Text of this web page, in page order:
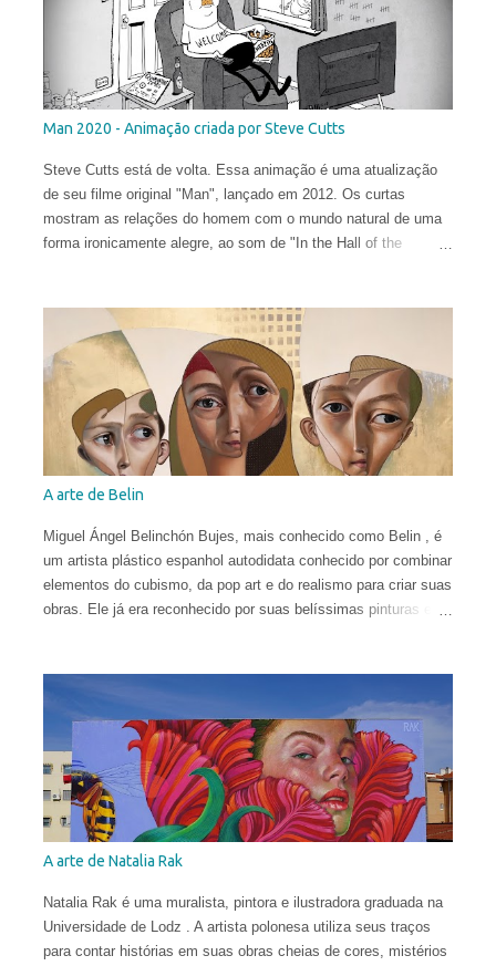
Man 2020 - Animação criada por Steve Cutts
Steve Cutts está de volta. Essa animação é uma atualização
de seu filme original "Man", lançado em 2012. Os curtas
mostram as relações do homem com o mundo natural de uma
forma ironicamente alegre, ao som de "In the Hall of the
A arte de Belin
Miguel Ángel Belinchón Bujes, mais conhecido como Belin , é
um artista plástico espanhol autodidata conhecido por combinar
elementos do cubismo, da pop art e do realismo para criar suas
obras. Ele já era reconhecido por suas belíssimas pinturas e
eclético da arte. Porém, em sua fase atual, quebrar as regras
da proporção é sua maior fonte de inspiração e isso o leva a
explorar uma arte mais subjetiva. Belin gosta de definir esse
experimento como "pós-neo-cubismo".
A arte de Natalia Rak
Natalia Rak é uma muralista, pintora e ilustradora graduada na
Universidade de Lodz . A artista polonesa utiliza seus traços
para contar histórias em suas obras cheias de cores, mistérios